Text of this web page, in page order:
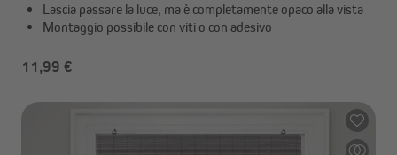
Lascia passare la luce, ma è completamente opaco alla vista
Montaggio possibile con viti o con adesivo
11,99 €